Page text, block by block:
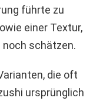
führte zu
einer Textur,
noch schätzen.
die oft
ursprünglich